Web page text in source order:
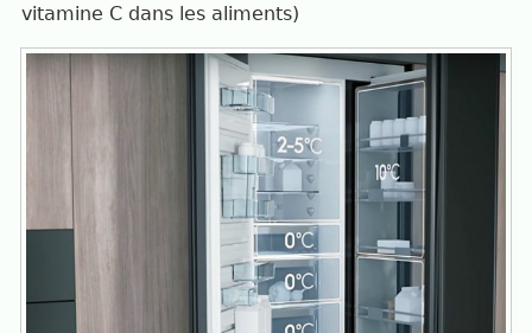
vitamine C dans les aliments)